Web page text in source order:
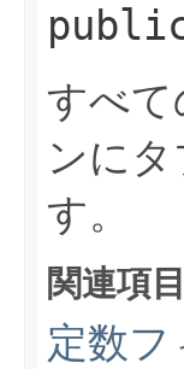
すべ
ンに
す。
関連項
定数フ